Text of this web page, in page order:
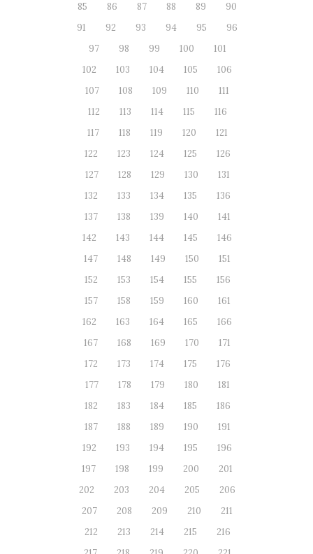
85
86 87 88 89
90
91
92 93 94 95
96
97
98 99 100
101
102
103 104 105
106
107
108 109 110
111
112
113 114 115
116
117
118 119 120
121
122
123 124 125
126
127
128 129 130
131
132
133 134 135
136
137
138 139 140
141
142
143 144 145
146
147
148 149 150
151
152
153 154 155
156
157
158 159 160
161
162
163 164 165
166
167
168 169 170
171
172
173 174 175
176
177
178 179 180
181
182
183 184 185
186
187
188 189 190
191
192
193 194 195
196
197
198 199 200
201
202
203 204 205
206
207
208 209 210
211
212
213 214 215
216